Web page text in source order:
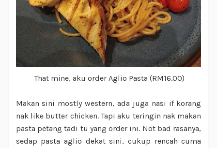
That mine, aku order Aglio Pasta (RM16.00)
Makan sini mostly western, ada juga nasi if korang
nak like butter chicken. Tapi aku teringin nak makan
pasta petang tadi tu yang order ini. Not bad rasanya,
sedap pasta aglio dekat sini, cukup rencah cuma